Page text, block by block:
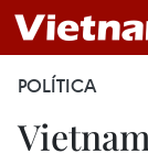
POLÍTICA